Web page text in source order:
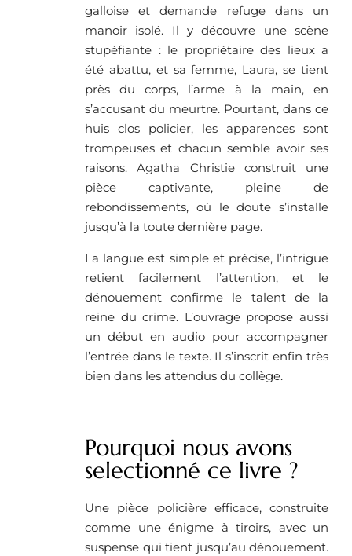
galloise et demande refuge dans un
manoir isolé. Il y découvre une scène
stupéfiante : le propriétaire des lieux a
été abattu, et sa femme, Laura, se tient
près du corps, l’arme à la main, en
s’accusant du meurtre. Pourtant, dans ce
huis clos policier, les apparences sont
trompeuses et chacun semble avoir ses
raisons. Agatha Christie construit une
pièce captivante, pleine de
rebondissements, où le doute s’installe
jusqu’à la toute dernière page.
La langue est simple et précise, l’intrigue
retient facilement l’attention, et le
dénouement confirme le talent de la
reine du crime. L’ouvrage propose aussi
un début en audio pour accompagner
l’entrée dans le texte. Il s’inscrit enfin très
bien dans les attendus du collège.
Pourquoi nous avons
selectionné ce livre ?
Une pièce policière efficace, construite
comme une énigme à tiroirs, avec un
suspense qui tient jusqu’au dénouement.